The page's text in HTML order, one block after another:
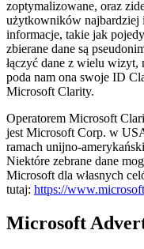
zoptymalizowane, oraz
użytkowników najbardziej
informacje, takie jak
zbierane dane są
łączyć dane z wielu wizyt,
poda nam ona swoje ID
Microsoft Clarity.
Operatorem Microsoft
jest Microsoft Corp. w
ramach unijno-
Niektóre zebrane dane
Microsoft dla własnych
tutaj: https://
Microsoft